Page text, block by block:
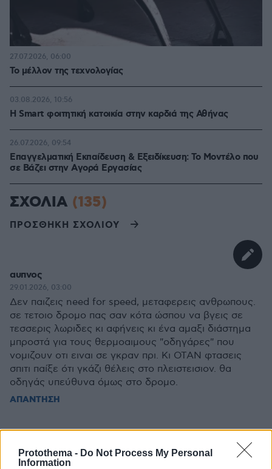
Protothema - Do Not Process My Personal
Information
Το μέλλον της τεχνολογίας
27.07.2026, 06:00
Η Smart φοιτητική κατοικία στην καρδιά της Αθήνας
03.08.2026, 10:56
Επαγγελματική Εκπαίδευση & Εξειδίκευση: Το Mοντέλο που
σε Bάζει στην Aγορά Eργασίας
26.07.2026, 09:54
ΣΧΟΛΙΑ (135)
ΠΡΟΣΘΗΚΗ ΣΧΟΛΙΟΥ
αυπνος
29.01.2026, 03:00
Δεν παιζεις need for speed, μεταφερεις ανθρωπους.
σε τετοιο δρομο πας σαν κότα ώσπου να βγεις σε
τεσσερις λωριδες κι αφήνεις κι ένα αμαξι διάστημα
μπροστά για τους θερμοαιμους "οδηγάρες" που
νομιζουν οτι ειναι σε γκραν πρι. Κι ΟΤΑΝ φτασεις
σπιτι παίξε ότι γκάζι θέλεις στο πλειστεισιον. θα
οδηγάς υπεύθυνα όμως στο δρομο.
ΑΠΑΝΤΗΣΗ
28.01.2026, 09:57
φταίνε οι ρουμάνοι που δεν τους άφησαν να